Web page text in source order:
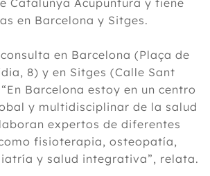
Catalunya Acupuntura y tiene
en Barcelona y Sitges.
en Barcelona (Plaça de
8) y en Sitges (Calle Sant
Barcelona estoy en un centro
y multidisciplinar de la salud
expertos de diferentes
fisioterapia, osteopatía,
y salud integrativa”, relata.